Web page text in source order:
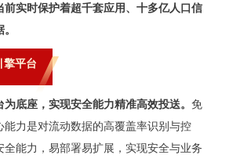
前实时保护着超千套应用、十多亿人口信
擎平台
为底座，实现安全能力精准高效投送。免
能力是对流动数据的高覆盖率识别与控
全能力，易部署易扩展，实现安全与业务